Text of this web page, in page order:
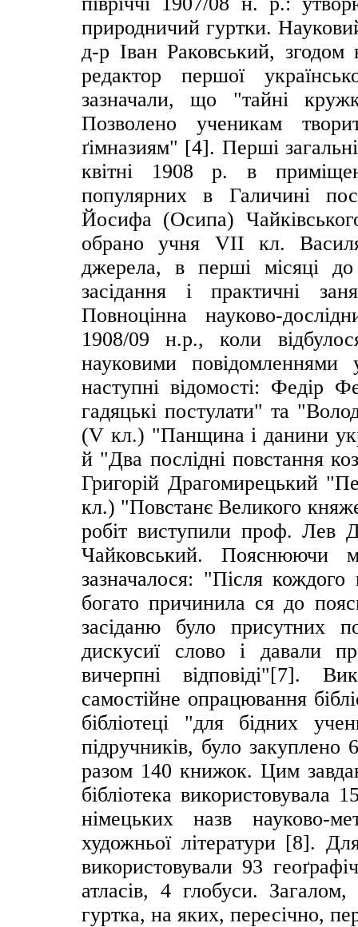
природничий гуртки.
д-р Іван Раковський, згодом
редактор першої
зазначали, що "тайні
Позволено ученикам
ґімназиям" [4]. Перші
квітні 1908 р. в
популярних в Галичині
Йосифа (Осипа)
обрано учня VІІ кл.
джерела, в перші місяці
засідання і практичні
Повноцінна науково-
1908/09 н.р., коли
науковими
наступні відомості: Федір
гадяцькі постулати" та
(V кл.) "Панщина і данини
й "Два послідні повстання
Григорій Драгомирецький
кл.) "Повстанє Великого
робіт виступили проф. Лев
Чайковський. Пояснюючи
зазначалося: "Після
богато причинила ся до
засіданю було присутних
дискусиї слово і давали
вичерпні відповіді"[7].
самостійне опрацювання
бібліотеці "для бідних
підручників, було закуплено
разом 140 книжок. Цим
бібліотека використовувала
німецьких назв науково-
художньої літератури [8].
використовували 93
атласів, 4 глобуси.
гуртка, на яких, пересічно,